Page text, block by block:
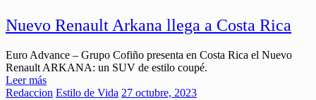
Nuevo Renault Arkana llega a Costa Rica
Euro Advance – Grupo Cofiño presenta en Costa Rica el Nuevo
Renault ARKANA: un SUV de estilo coupé.
Leer más
Redaccion Estilo de Vida 27 octubre, 2023